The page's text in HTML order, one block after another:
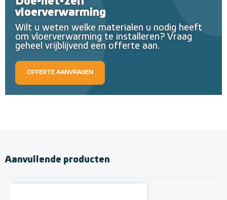
vloerverwarming
Wilt u weten welke materialen u nodig heeft
om vloerverwarming te installeren? Vraag
geheel vrijblijvend een offerte aan.
OFFERTE AANVRAGEN
Aanvullende producten